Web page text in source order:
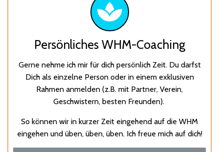
Persönliches WHM-Coaching
Gerne nehme ich mir für dich persönlich Zeit. Du darfst
Dich als einzelne Person oder in einem exklusiven
Rahmen anmelden (z.B. mit Partner, Verein,
Geschwistern, besten Freunden).
So können wir in kurzer Zeit eingehend auf die WHM
eingehen und üben, üben, üben. Ich freue mich auf dich!